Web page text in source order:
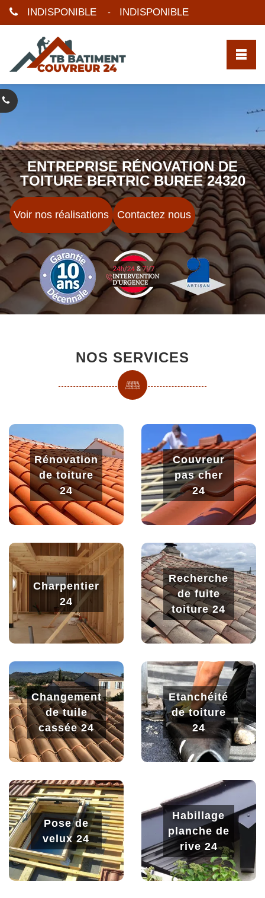
INDISPONIBLE - INDISPONIBLE
ENTREPRISE RÉNOVATION DE
TOITURE BERTRIC BUREE 24320
Voir nos réalisations Contactez nous
NOS SERVICES
Rénovation
de toiture
24
Couvreur
pas cher
24
Charpentier
24
Recherche
de fuite
toiture 24
Changement
de tuile
cassée 24
Etanchéité
de toiture
24
Pose de
velux 24
Habillage
planche de
rive 24